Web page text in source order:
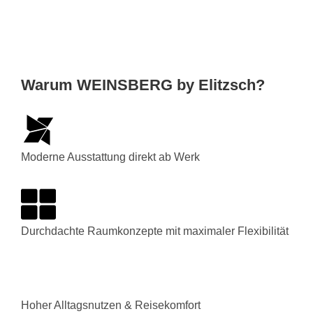
Warum WEINSBERG by Elitzsch?
Moderne Ausstattung direkt ab Werk
Durchdachte Raumkonzepte mit maximaler Flexibilität
Hoher Alltagsnutzen & Reisekomfort